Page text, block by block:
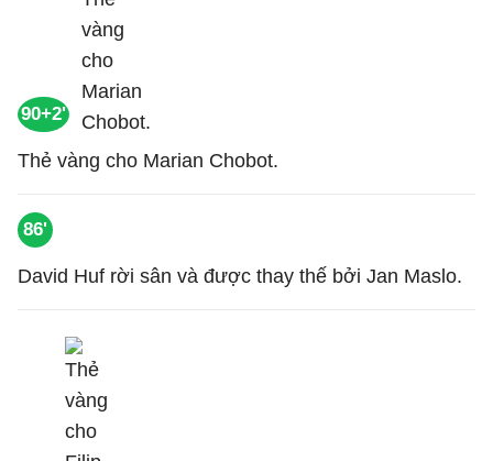
90+2'
Thẻ vàng cho Marian Chobot.
86'
David Huf rời sân và được thay thế bởi Jan Maslo.